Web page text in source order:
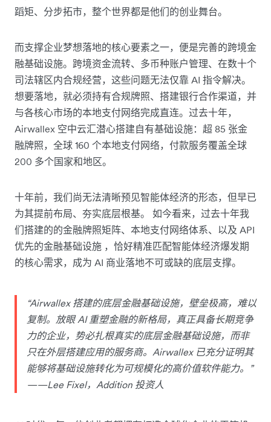
蹈矩、分步拓市，整个世界都是他们的创业舞台。
而支撑企业梦想落地的核心要素之一，便是完善的跨境金
融基础设施。跨境资金流转、多币种账户管理、在数十个
司法辖区内合规经营，这些问题无法仅靠 AI 指令解决。
想要落地，就必须持有合规牌照、搭建银行合作渠道，并
与各核心市场的本地支付网络完成直连。过去十年，
Airwallex 空中云汇潜心搭建自有基础设施：超 85 张金
融牌照，全球 160 个本地支付网络，付款服务覆盖全球
200 多个国家和地区。
十年前，我们尚无法清晰预见智能体经济的形态，但早已
为其提前布局、夯实底层根基。 如今看来，过去十年我
们搭建的的金融牌照矩阵、本地支付网络体系、以及 API
优先的金融基础设施 ，恰好精准匹配智能体经济爆发期
的核心需求，成为 AI 商业落地不可或缺的底层支撑。
“Airwallex 搭建的底层金融基础设施，壁垒极高，难以
复制。放眼 AI 重塑金融的新格局，真正具备长期竞争
力的企业，势必扎根真实的底层金融基础设施，而非
只在外层搭建应用的服务商。Airwallex 已充分证明其
能够将基础设施转化为可规模化的高价值软件能力。”
——Lee Fixel，Addition 投资人